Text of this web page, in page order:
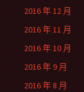
2016 年 12 月
2016 年 11 月
2016 年 10 月
2016 年 9 月
2016 年 8 月